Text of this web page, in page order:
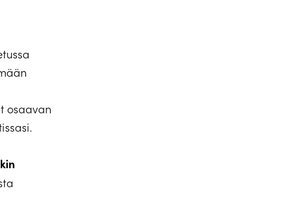
osaavan